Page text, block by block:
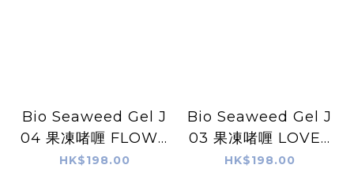
Bio Seaweed Gel J
04 果凍啫喱 FLOWE
RS ON MY MIND 天
HK$198.00
Bio Seaweed Gel J
03 果凍啫喱 LOVE I
S ALL AROUND 天
HK$198.00